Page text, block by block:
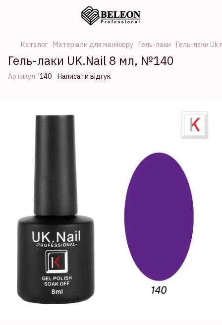
Каталог Матеріали для манікюру Гель-лаки Гель-лаки Uk
Гель-лаки UK.Nail 8 мл, №140
Артикул: '140 Написати відгук